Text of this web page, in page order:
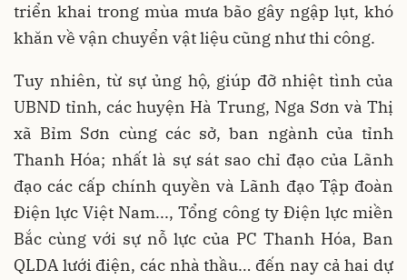
triển khai trong mùa mưa bão gây ngập lụt, khó
khăn về vận chuyển vật liệu cũng như thi công.
Tuy nhiên, từ sự ủng hộ, giúp đỡ nhiệt tình của
UBND tỉnh, các huyện Hà Trung, Nga Sơn và Thị
xã Bỉm Sơn cùng các sở, ban ngành của tỉnh
Thanh Hóa; nhất là sự sát sao chỉ đạo của Lãnh
đạo các cấp chính quyền và Lãnh đạo Tập đoàn
Điện lực Việt Nam..., Tổng công ty Điện lực miền
Bắc cùng với sự nỗ lực của PC Thanh Hóa, Ban
QLDA lưới điện, các nhà thầu… đến nay cả hai dự